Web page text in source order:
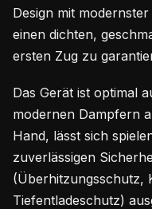
Design mit
einen dichten,
ersten Zug zu
Das Gerät ist optimal
modernen Dampfern
Hand, lässt sich
zuverlässigen
(Überhitzungsschutz,
Tiefentladeschutz)